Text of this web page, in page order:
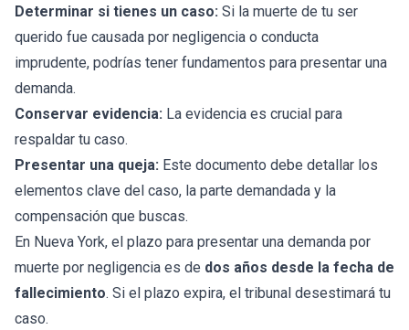
Determinar si tienes un caso: Si la muerte de tu ser
querido fue causada por negligencia o conducta
imprudente, podrías tener fundamentos para presentar una
demanda.
Conservar evidencia: La evidencia es crucial para
respaldar tu caso.
Presentar una queja: Este documento debe detallar los
elementos clave del caso, la parte demandada y la
compensación que buscas.
En Nueva York, el plazo para presentar una demanda por
muerte por negligencia es de dos años desde la fecha de
fallecimiento. Si el plazo expira, el tribunal desestimará tu
caso.